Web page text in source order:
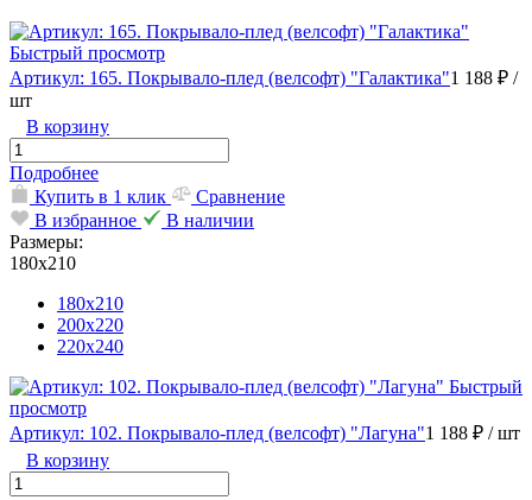
Быстрый просмотр
Артикул: 165. Покрывало-плед (велсофт) "Галактика"1 188 ₽ /
шт
В корзину
Подробнее
Купить в 1 клик
Сравнение
В избранное
В наличии
Размеры:
180х210
180х210
200х220
220х240
Быстрый
просмотр
Артикул: 102. Покрывало-плед (велсофт) "Лагуна"1 188 ₽ / шт
В корзину